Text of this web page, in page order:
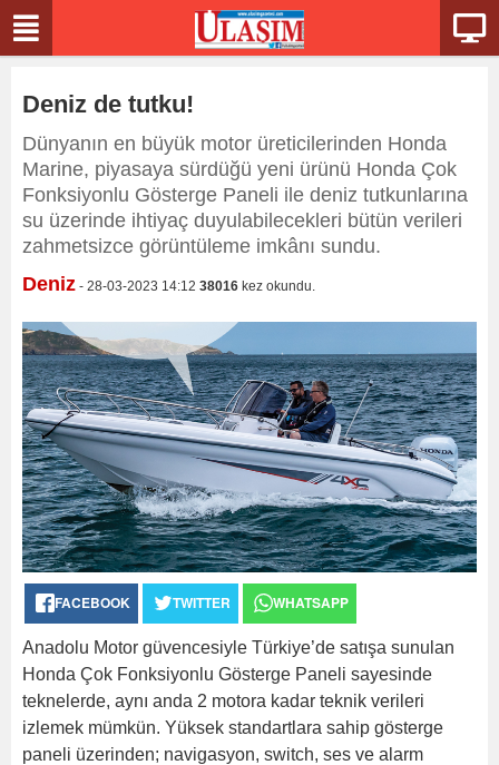
Deniz de tutku!
Dünyanın en büyük motor üreticilerinden Honda
Marine, piyasaya sürdüğü yeni ürünü Honda Çok
Fonksiyonlu Gösterge Paneli ile deniz tutkunlarına
su üzerinde ihtiyaç duyulabilecekleri bütün verileri
zahmetsizce görüntüleme imkânı sundu.
Deniz - 28-03-2023 14:12 38016 kez okundu.
FACEBOOK TWITTER WHATSAPP
Anadolu Motor güvencesiyle Türkiye’de satışa sunulan
Honda Çok Fonksiyonlu Gösterge Paneli sayesinde
teknelerde, aynı anda 2 motora kadar teknik verileri
izlemek mümkün. Yüksek standartlara sahip gösterge
paneli üzerinden; navigasyon, switch, ses ve alarm